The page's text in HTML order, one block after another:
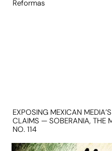
Reformas
EXPOSING MEXICAN
CLAIMS — SOBERANIA, THE
NO. 114